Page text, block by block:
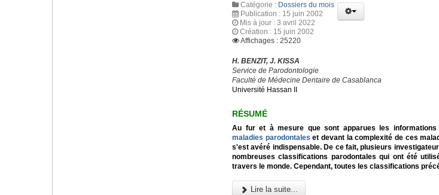
Catégorie : Dossiers du mois
Publication : 15 juin 2002
Mis à jour : 3 avril 2022
Création : 15 juin 2002
Affichages : 25220
H. BENZIT, J. KISSA
Service de Parodontologie
Faculté de Médecine Dentaire de Casablanca
Université Hassan II
RÉSUMÉ
Au fur et à mesure que sont apparues les
maladies parodontales et devant la complexité de ces
s'est avéré indispensable. De ce fait, plusieurs
nombreuses classifications parodontales qui ont été
travers le monde. Cependant, toutes les classifications
Lire la suite...